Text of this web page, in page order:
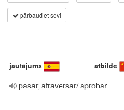
pārbaudiet sevi
jautājums atbilde
pasar, atraversar/ aprobar